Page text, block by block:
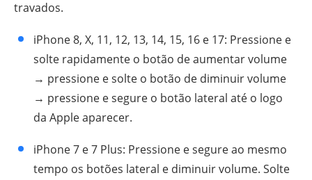
travados.
iPhone 8, X, 11, 12, 13, 14, 15, 16 e 17: Pressione e
solte rapidamente o botão de aumentar volume
→ pressione e solte o botão de diminuir volume
→ pressione e segure o botão lateral até o logo
da Apple aparecer.
iPhone 7 e 7 Plus: Pressione e segure ao mesmo
tempo os botões lateral e diminuir volume. Solte